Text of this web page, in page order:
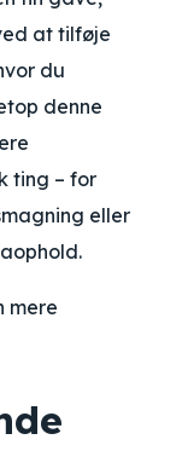
at tilføje
du
denne
ting – for
eller
mere